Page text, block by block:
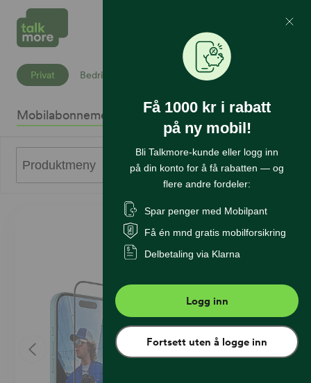
Mine Sider
Privat Bedrift
Mobilabonnement Mobiltelefoner InternettSikkerhet
Produktmeny
Få 1000 kr i rabatt
på ny mobil!
Bli Talkmore-kunde eller logg inn
på din konto for å få rabatten — og
flere andre fordeler:
Spar penger med Mobilpant
Få én mnd gratis mobilforsikring
Delbetaling via Klarna
Logg inn
Fortsett uten å logge inn